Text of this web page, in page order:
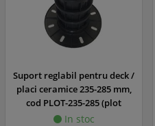
Suport reglabil pentru deck /
placi ceramice 235-285 mm,
cod PLOT-235-285 (plot
pentru pardoseala flotanta)
In stoc